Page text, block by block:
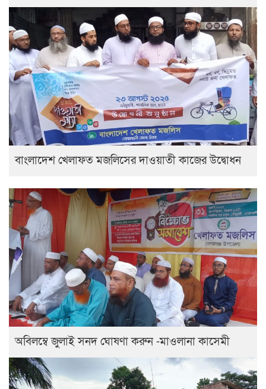
বাংলাদেশ খেলাফত মজলিসের দাওয়াতী কাজের উদ্বোধন
অবিলম্বে জুলাই সনদ ঘোষণা করুন -মাওলানা কাসেমী